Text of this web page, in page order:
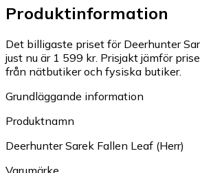
Produktinformation
Det billigaste priset för Deerhunter
just nu är 1 599 kr. Prisjakt jämför
från nätbutiker och fysiska butiker.
Grundläggande information
Produktnamn
Deerhunter Sarek Fallen Leaf (Herr)
Varumärke